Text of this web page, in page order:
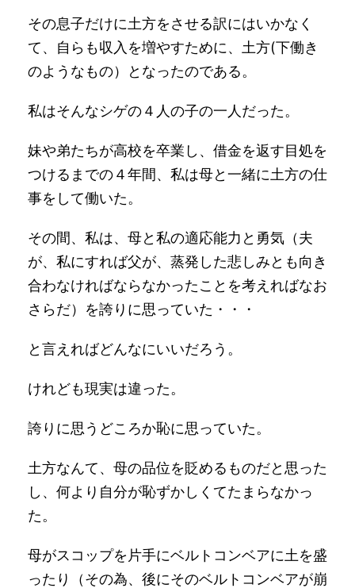
その息子だけに土方をさせる訳にはいかなく
て、自らも収入を増やすために、土方(下働き
のようなもの）となったのである。
私はそんなシゲの４人の子の一人だった。
妹や弟たちが高校を卒業し、借金を返す目処を
つけるまでの４年間、私は母と一緒に土方の仕
事をして働いた。
その間、私は、母と私の適応能力と勇気（夫
が、私にすれば父が、蒸発した悲しみとも向き
合わなければならなかったことを考えればなお
さらだ）を誇りに思っていた・・・
と言えればどんなにいいだろう。
けれども現実は違った。
誇りに思うどころか恥に思っていた。
土方なんて、母の品位を貶めるものだと思った
し、何より自分が恥ずかしくてたまらなかっ
た。
母がスコップを片手にベルトコンベアに土を盛
ったり（その為、後にそのベルトコンベアが崩